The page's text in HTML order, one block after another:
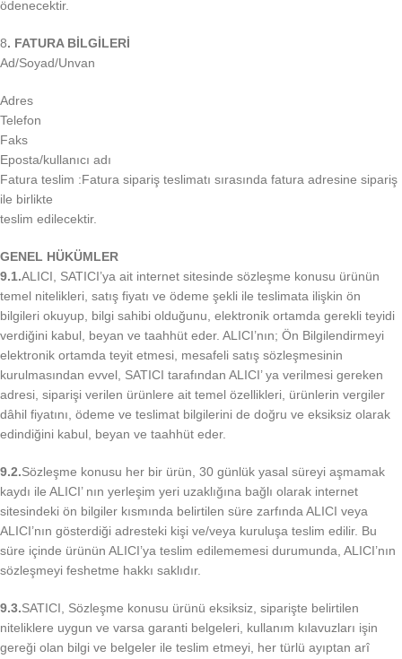
ödenecektir.
8. FATURA BİLGİLERİ
Ad/Soyad/Unvan
Adres
Telefon
Faks
Eposta/kullanıcı adı
Fatura teslim :Fatura sipariş teslimatı sırasında fatura adresine sipariş
ile birlikte
teslim edilecektir.
GENEL HÜKÜMLER
9.1.ALICI, SATICI’ya ait internet sitesinde sözleşme konusu ürünün
temel nitelikleri, satış fiyatı ve ödeme şekli ile teslimata ilişkin ön
bilgileri okuyup, bilgi sahibi olduğunu, elektronik ortamda gerekli teyidi
verdiğini kabul, beyan ve taahhüt eder. ALICI’nın; Ön Bilgilendirmeyi
elektronik ortamda teyit etmesi, mesafeli satış sözleşmesinin
kurulmasından evvel, SATICI tarafından ALICI’ ya verilmesi gereken
adresi, siparişi verilen ürünlere ait temel özellikleri, ürünlerin vergiler
dâhil fiyatını, ödeme ve teslimat bilgilerini de doğru ve eksiksiz olarak
edindiğini kabul, beyan ve taahhüt eder.
9.2.Sözleşme konusu her bir ürün, 30 günlük yasal süreyi aşmamak
kaydı ile ALICI’ nın yerleşim yeri uzaklığına bağlı olarak internet
sitesindeki ön bilgiler kısmında belirtilen süre zarfında ALICI veya
ALICI’nın gösterdiği adresteki kişi ve/veya kuruluşa teslim edilir. Bu
süre içinde ürünün ALICI’ya teslim edilememesi durumunda, ALICI’nın
sözleşmeyi feshetme hakkı saklıdır.
9.3.SATICI, Sözleşme konusu ürünü eksiksiz, siparişte belirtilen
niteliklere uygun ve varsa garanti belgeleri, kullanım kılavuzları işin
gereği olan bilgi ve belgeler ile teslim etmeyi, her türlü ayıptan arî